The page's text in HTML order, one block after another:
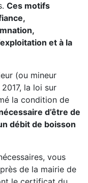
Ces motifs
et à la
(ou mineur
la loi sur
la condition de
d’être de
débit de boisson
vous
de la mairie de